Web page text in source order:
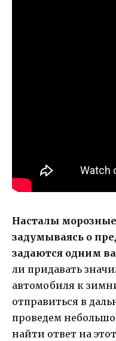
Насталы
задумываясь о
задаются одним
ли придавать
автомобиля к
отправиться в
проведем
найти ответ на